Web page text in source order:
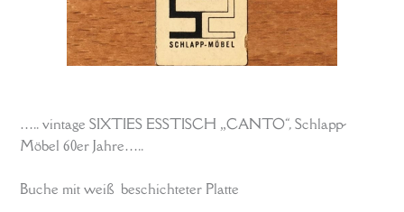
….. vintage SIXTIES ESSTISCH „CANTO“, Schlapp-
Möbel 60er Jahre…..
Buche mit weiß beschichteter Platte